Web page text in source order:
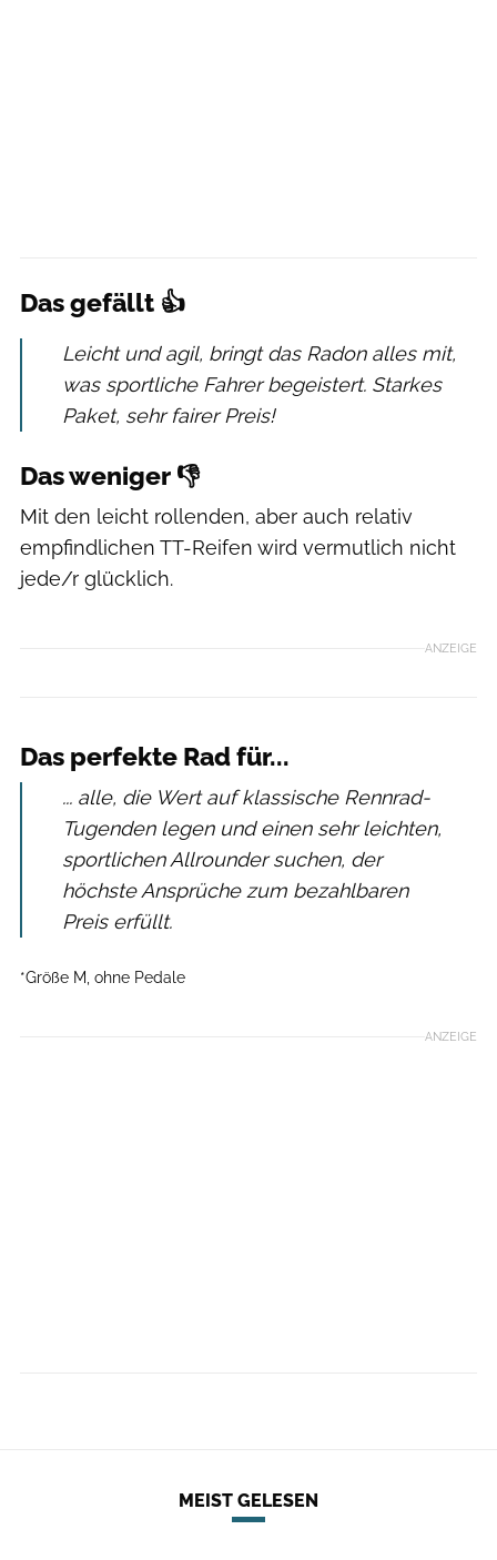
Das gefällt 👍
Leicht und agil, bringt das Radon alles mit,
was sportliche Fahrer begeistert. Starkes
Paket, sehr fairer Preis!
Das weniger 👎
Mit den leicht rollenden, aber auch relativ
empfindlichen TT-Reifen wird vermutlich nicht
jede/r glücklich.
ANZEIGE
Das perfekte Rad für...
... alle, die Wert auf klassische Rennrad-
Tugenden legen und einen sehr leichten,
sportlichen Allrounder suchen, der
höchste Ansprüche zum bezahlbaren
Preis erfüllt.
*Größe M, ohne Pedale
ANZEIGE
MEIST GELESEN